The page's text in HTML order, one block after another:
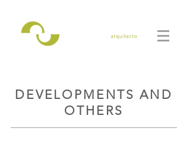
DEVELOPMENTS AND
OTHERS